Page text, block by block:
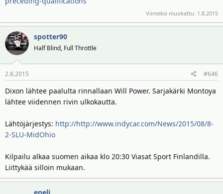
Viimeksi muokattu: 1.8.2015
spotter90
Half Blind, Full Throttle
2.8.2015 #646
Dixon lähtee paalulta rinnallaan Will Power. Sarjakärki Montoya
lähtee viidennen rivin ulkokautta.
Lähtöjärjestys: http://http://www.indycar.com/News/2015/08/8-
2-SLU-MidOhio
Kilpailu alkaa suomen aikaa klo 20:30 Viasat Sport Finlandilla.
Liittykää silloin mukaan.